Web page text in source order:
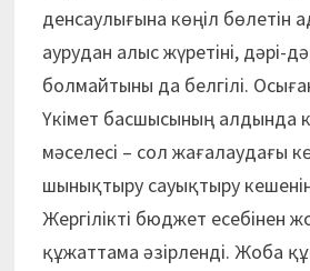
денсаулығына көңіл бөлетін
аурудан алыс жүретіні, дәрі-
болмайтыны да белгілі.
Үкімет басшысының алдында
мәселесі – сол жағалаудағы
шынықтыру сауықтыру
Жергілікті бюджет есебінен
құжаттама әзірленді. Жоба